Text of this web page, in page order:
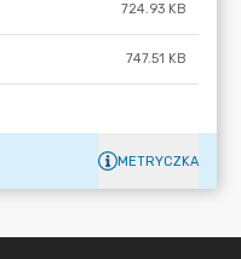
724.93 KB
747.51 KB
METRYCZKA